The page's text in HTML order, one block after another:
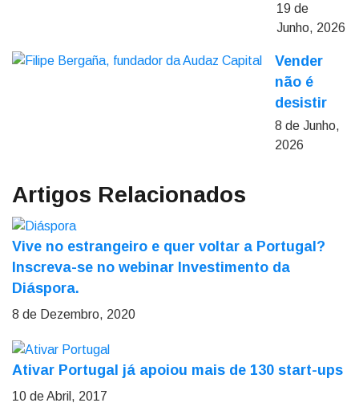
19 de
Junho, 2026
Vender
não é
desistir
8 de Junho,
2026
Artigos Relacionados
Vive no estrangeiro e quer voltar a Portugal?
Inscreva-se no webinar Investimento da
Diáspora.
8 de Dezembro, 2020
Ativar Portugal já apoiou mais de 130 start-ups
10 de Abril, 2017